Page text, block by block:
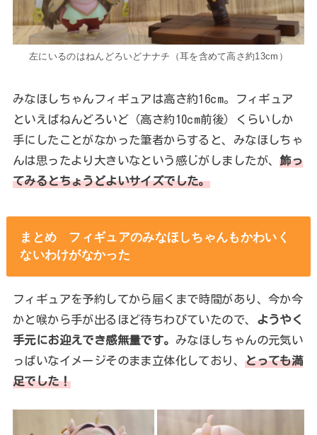
左にいるのはねんどろいどナナチ（耳を含めて高さ約13cm）
みなほしちゃんフィギュアは高さ約16cm。フィギュア
といえばねんどろいど（高さ約10cm前後）くらいしか
手にしたことがなかった筆者からすると、みなほしちゃ
んは思ったより大きいなという感じがしましたが、飾っ
てみるとちょうどよいサイズでした。
まとめ フィギュアのみなほしちゃんもかわいく
ないわけがなかった
フィギュアを予約してから届くまで時間があり、今か今
かと喉から手が出るほど待ちわびていたので、 ようやく
手元にお迎えでき感無量です。 みなほしちゃんの元気い
っぱいなイメージそのまま立体化しており、とっても満
足でした！